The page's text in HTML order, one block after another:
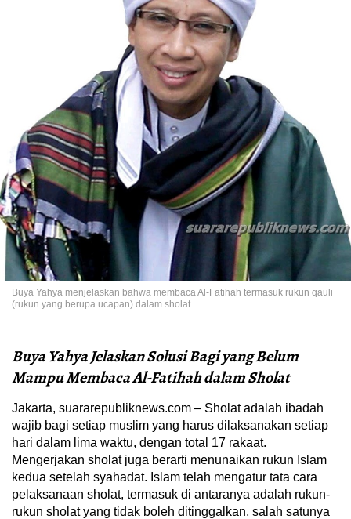
Buya Yahya menjelaskan bahwa membaca Al-Fatihah termasuk rukun qauli
(rukun yang berupa ucapan) dalam sholat
Buya Yahya Jelaskan Solusi Bagi yang Belum
Mampu Membaca Al-Fatihah dalam Sholat
Jakarta, suararepubliknews.com – Sholat adalah ibadah
wajib bagi setiap muslim yang harus dilaksanakan setiap
hari dalam lima waktu, dengan total 17 rakaat.
Mengerjakan sholat juga berarti menunaikan rukun Islam
kedua setelah syahadat. Islam telah mengatur tata cara
pelaksanaan sholat, termasuk di antaranya adalah rukun-
rukun sholat yang tidak boleh ditinggalkan, salah satunya